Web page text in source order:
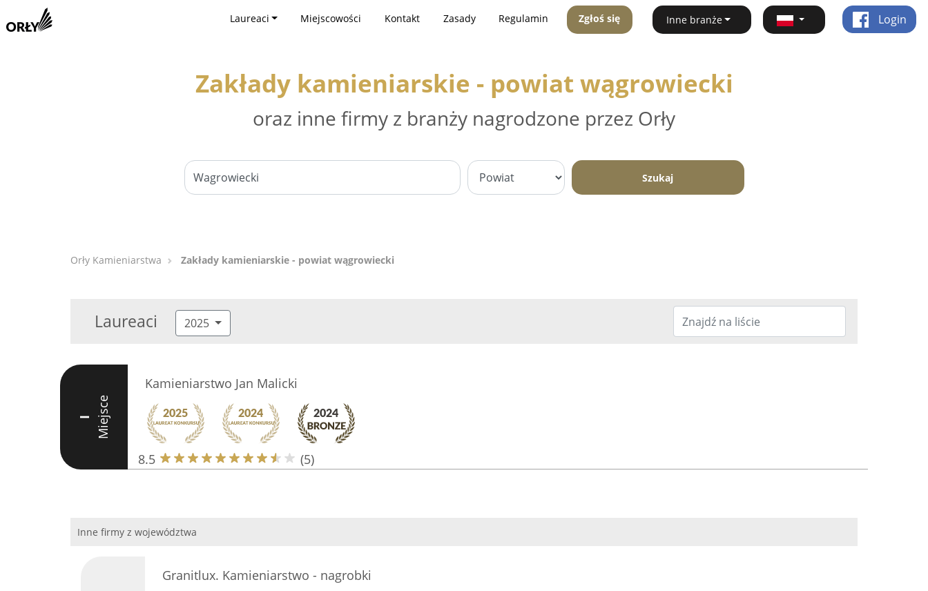
Laureaci Miejscowości Kontakt Zasady Regulamin Zgłoś się Inne branże Login
Zakłady kamieniarskie - powiat wągrowiecki
oraz inne firmy z branży nagrodzone przez Orły
Szukaj
Orły Kamieniarstwa Zakłady kamieniarskie - powiat wągrowiecki
Laureaci 2025
I Miejsce
Kamieniarstwo Jan Malicki
8.5 (5)
Inne firmy z województwa
Granitlux. Kamieniarstwo - nagrobki